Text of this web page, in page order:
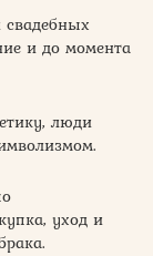
и до момента
люди
уход и